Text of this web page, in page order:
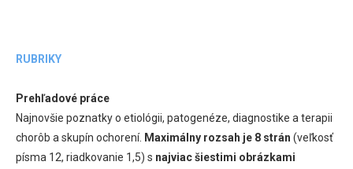
RUBRIKY
Prehľadové práce
Najnovšie poznatky o etiológii, patogenéze, diagnostike a terapii
chorôb a skupín ochorení. Maximálny rozsah je 8 strán (veľkosť
písma 12, riadkovanie 1,5) s najviac šiestimi obrázkami